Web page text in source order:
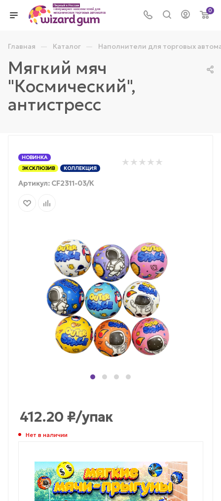
0
Главная — Каталог — Наполнители для торговых
Мягкий мяч
"Космический",
антистресс
НОВИНКА
ЭКСКЛЮЗИВ
КОЛЛЕКЦИЯ
Артикул: CF2311-03/К
412.20 ₽/упак
Нет в наличии